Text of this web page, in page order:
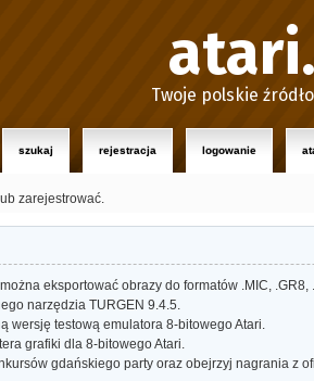
Twoje polskie
szukaj rejestracja logowanie
zarejestrować.
eksportować obrazy do formatów .MIC, .GR8,
narzędzia TURGEN 9.4.5.
wersję testową emulatora 8-bitowego Atari.
grafiki dla 8-bitowego Atari.
gdańskiego party oraz obejrzyj nagrania z